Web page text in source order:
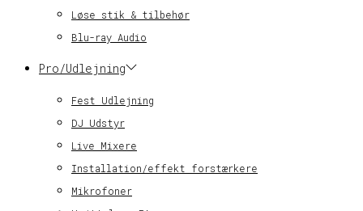
Løse stik & tilbehør
Blu-ray Audio
Pro/Udlejning
Fest Udlejning
DJ Udstyr
Live Mixere
Installation/effekt forstærkere
Mikrofoner